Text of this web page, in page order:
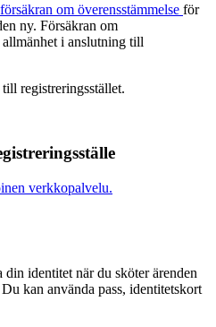
försäkran om överensstämmelse för
ny. Försäkran om
i anslutning till
registreringsstället.
verkkopalvelu.
identitet när du sköter ärenden
kan använda pass, identitetskort